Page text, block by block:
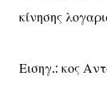
κίνησης
Εισηγ.: κος